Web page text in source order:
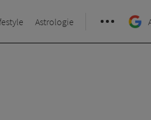
Astrologie